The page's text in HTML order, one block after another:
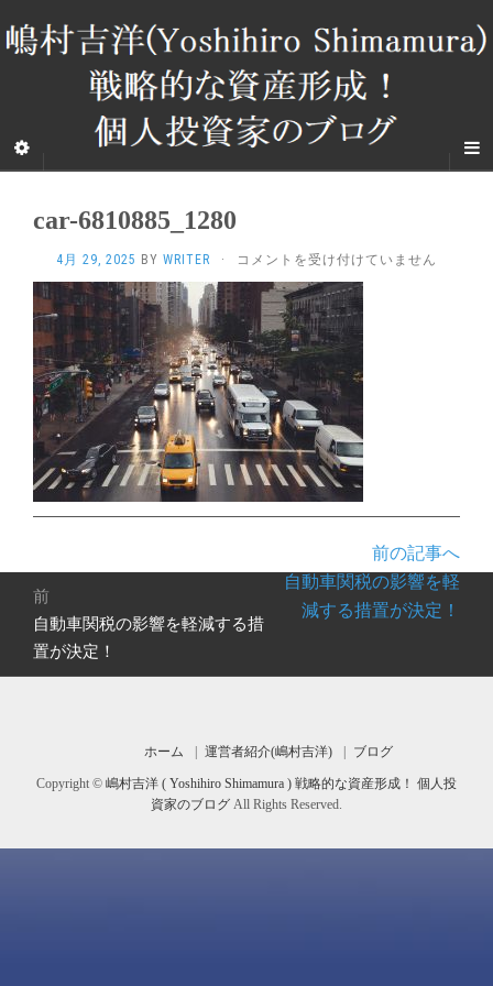
car-6810885_1280
4月 29, 2025 BY WRITER ·
CAR-
6810885_1280
は
コメントを受け付けていません
前の記事へ
自動車関税の影響を軽
減する措置が決定！
前
前
の
投
自動車関税の影響を軽減する措
置が決定！
ホーム 運営者紹介(嶋村吉洋) ブログ
Copyright © 嶋村吉洋 ( Yoshihiro Shimamura ) 戦略的な資産形成！ 個人投
資家のブログ All Rights Reserved.